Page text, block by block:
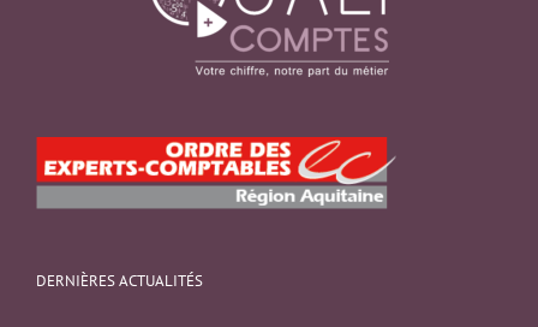
DERNIÈRES ACTUALITÉS